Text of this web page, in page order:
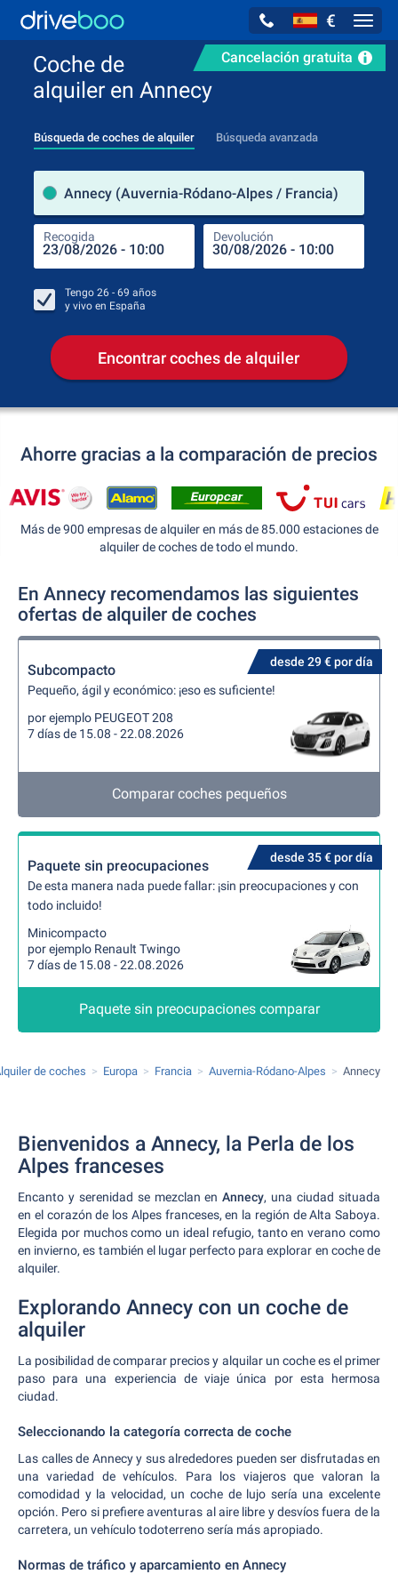
€
Cancelación gratuita
Coche de
alquiler en Annecy
Búsqueda de coches de alquiler Búsqueda avanzada
Annecy (Auvernia-Ródano-Alpes / Francia)
Recogida Devolución
Tengo 26 - 69 años
y vivo en España
Encontrar coches de alquiler
Ahorre gracias a la comparación de precios
Más de 900 empresas de alquiler en más de 85.000 estaciones de
alquiler de coches de todo el mundo.
En Annecy recomendamos las siguientes
ofertas de alquiler de coches
desde 29 € por día
Subcompacto
Pequeño, ágil y económico: ¡eso es suficiente!
por ejemplo PEUGEOT 208
7 días de 15.08 - 22.08.2026
Comparar coches pequeños
desde 35 € por día
Paquete sin preocupaciones
De esta manera nada puede fallar: ¡sin preocupaciones y con
todo incluido!
Minicompacto
por ejemplo Renault Twingo
7 días de 15.08 - 22.08.2026
Paquete sin preocupaciones comparar
de coches Europa Francia Auvernia-Ródano-Alpes Annecy
Bienvenidos a Annecy, la Perla de los
Alpes franceses
Encanto y serenidad se mezclan enAnnecy, una ciudad situada
en el corazón de los Alpes franceses, en la región de Alta Saboya.
Elegida por muchos como un ideal refugio, tanto en verano como
en invierno, es también el lugar perfecto para explorar en coche de
alquiler.
Explorando Annecy con un coche de
alquiler
La posibilidad de comparar precios y alquilar un coche es el primer
paso para una experiencia de viaje única por esta hermosa
ciudad.
Seleccionando la categoría correcta de coche
Las calles de Annecy y sus alrededores pueden ser disfrutadas en
una variedad de vehículos. Para los viajeros que valoran la
comodidad y la velocidad, un coche de lujo sería una excelente
opción. Pero si prefiere aventuras al aire libre y desvíos fuera de la
carretera, un vehículo todoterreno sería más apropiado.
Normas de tráfico y aparcamiento en Annecy